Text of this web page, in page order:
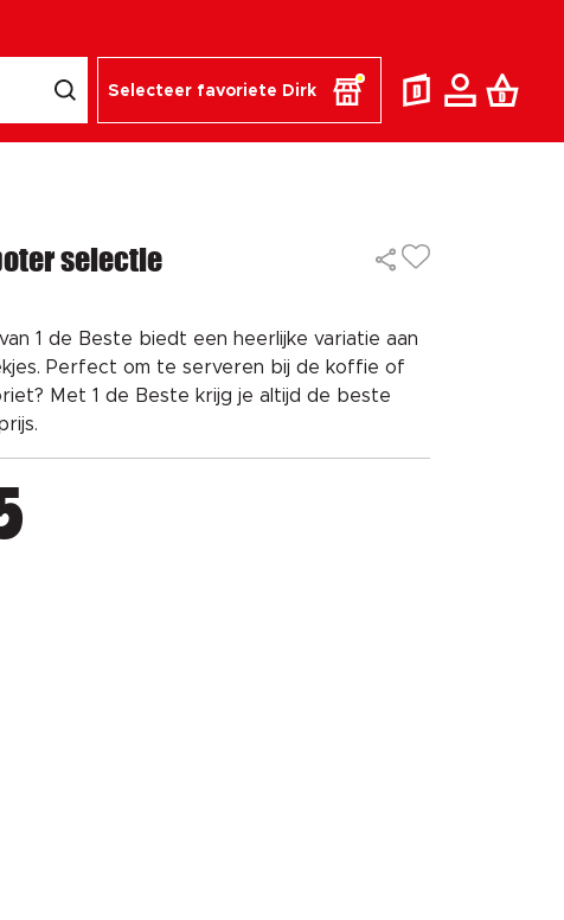
Selecteer favoriete Dirk
selectie
1 de Beste biedt een heerlijke variatie aan
Perfect om te serveren bij de koffie of
Met 1 de Beste krijg je altijd de beste